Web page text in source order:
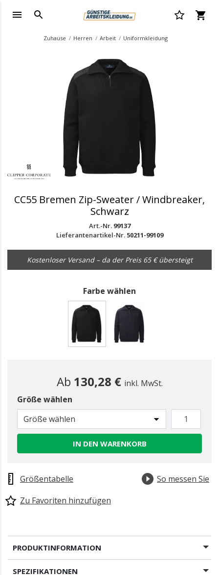
Zuhause Herren Arbeit Uniformkleidung
CC55 Bremen Zip-Sweater / Windbreaker,
Schwarz
Art.-Nr. 99137
Lieferantenartikel-Nr. 50211-99109
Kostenloser Versand – da der Preis 65 € übersteigt
Farbe wählen
Ab 130,28 € inkl. MwSt.
Größe wählen
Größe wählen
IN DEN WARENKORB
Größentabelle
So messen Sie
Zu Favoriten hinzufügen
PRODUKTINFORMATION
SPEZIFIKATIONEN